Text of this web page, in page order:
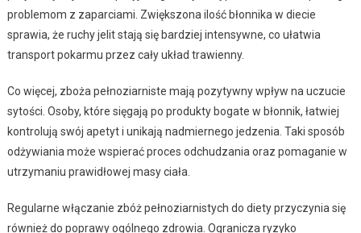
problemom z zaparciami. Zwiększona ilość błonnika w diecie
sprawia, że ruchy jelit stają się bardziej intensywne, co ułatwia
transport pokarmu przez cały układ trawienny.
Co więcej, zboża pełnoziarniste mają pozytywny wpływ na uczucie
sytości. Osoby, które sięgają po produkty bogate w błonnik, łatwiej
kontrolują swój apetyt i unikają nadmiernego jedzenia. Taki sposób
odżywiania może wspierać proces odchudzania oraz pomaganie w
utrzymaniu prawidłowej masy ciała.
Regularne włączanie zbóż pełnoziarnistych do diety przyczynia się
również do poprawy ogólnego zdrowia. Ogranicza ryzyko